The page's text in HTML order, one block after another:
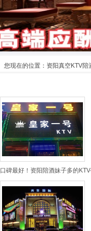
您现在的位置： 资阳真空KTV陪
口碑最好！资阳陪酒妹子多的